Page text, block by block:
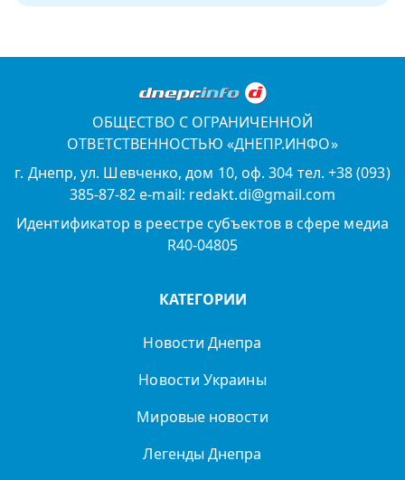
ОБЩЕСТВО С ОГРАНИЧЕННОЙ
ОТВЕТСТВЕННОСТЬЮ «ДНЕПР.ИНФО»
г. Днепр, ул. Шевченко, дом 10, оф. 304 тел. +38 (093)
385-87-82 e-mail: redakt.di@gmail.com
Идентификатор в реестре субъектов в сфере медиа
R40-04805
КАТЕГОРИИ
Новости Днепра
Новости Украины
Мировые новости
Легенды Днепра